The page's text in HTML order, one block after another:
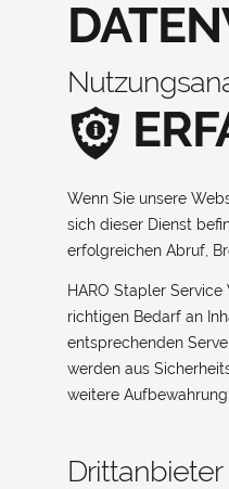
Wenn Sie unsere
sich dieser Dienst
erfolgreichen Abruf,
HARO Stapler
richtigen Bedarf an
entsprechenden
werden aus
weitere
Drittanbieter